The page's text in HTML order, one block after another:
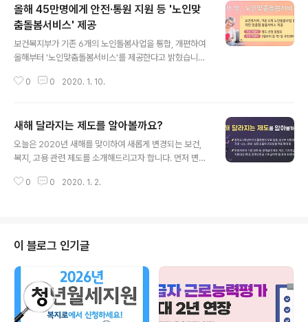
올해 45만명에게 안전·통원 지원 등 '노인맞
춤돌봄서비스' 제공
보건복지부가 기존 6개의 노인돌봄사업을 통합, 개편하여
올해부터 '노인맞춤돌봄서비스'를 제공한다고 밝혔습니다.
가사 지원을 넘어 맞춤형 서비스를 받게 된다고 밝혔습니
봄이 필요한 노인은 기존에 중복 지원이 불가했던안전지
원, 사회참여, 생활교육, 일상생활 분야의 다양한 서비스를
동시에 이용할 수 있습니다. 개인별 필요에 따라 서비스가
양을 결정합니다. 이용자는 보다 가까운 기관에서체계적인
0 0 2020. 1. 10.
새해 달라지는 제도를 알아볼까요?
오늘은 2020년 새해를 맞이하여 새롭게 변경되는 보건,
복지, 고용 관련 제도를 소개해드리고자 합니다. 먼저 변경
건강보험 적용이 확대됩니다.초음파 검사는 2020년 상반
지원이 추가됩니다.만성 B형·C형간염, 간섬유증, 경변증을
앓은 20~40대 만성 간질환자 중A형간염 예방접종을 받
지 않았거나 비감염자를 대상으로 A형간염 예방접종 2회
를 지원하며인플루엔자 4가 백신 무료 접종대상자로 중학
교 1학년까지의 청소년이 추가됩니다. 부양의무자 기준 완
화 등 생계급여 제도도 개선됩니다...
0 0 2020. 1. 2.
이 블로그 인기글